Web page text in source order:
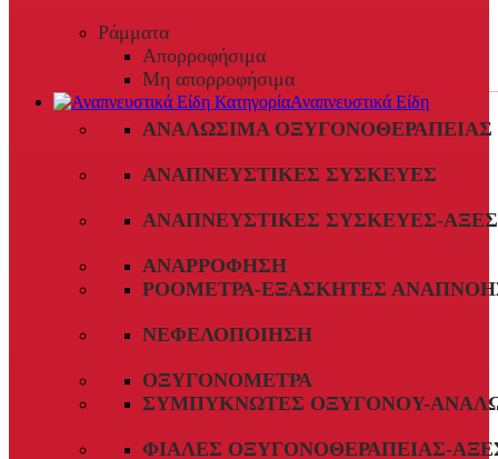
Ράμματα
Απορροφήσιμα
Μη απορροφήσιμα
Αναπνευστικά Είδη
ΑΝΑΛΏΣΙΜΑ ΟΞΥΓΟΝΟΘΕΡΑΠΕΊΑΣ
ΑΝΑΠΝΕΥΣΤΙΚΈΣ ΣΥΣΚΕΥΈΣ
ΑΝΑΠΝΕΥΣΤΙΚΈΣ ΣΥΣΚΕΥΈΣ-
ΑΝΑΡΡΌΦΗΣΗ
ΡΟΌΜΕΤΡΑ-ΕΞΑΣΚΗΤΈΣ
ΝΕΦΕΛΟΠΟΊΗΣΗ
ΟΞΥΓΟΝΌΜΕΤΡΑ
ΣΥΜΠΥΚΝΩΤΈΣ ΟΞΥΓΌΝΟΥ-
ΦΙΆΛΕΣ ΟΞΥΓΟΝΟΘΕΡΑΠΕΊΑΣ-